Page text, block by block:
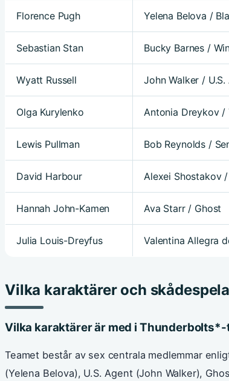
Florence Pugh Yelena Belova /
Sebastian Stan Bucky Barnes /
Wyatt Russell John Walker / U.S.
Olga Kurylenko Antonia Dreykov /
Lewis Pullman Bob Reynolds /
David Harbour Alexei Shostakov
Hannah John-Kamen Ava Starr / Ghost
Julia Louis-Dreyfus Valentina Allegra
Vilka karaktärer och
Vilka karaktärer är med i Thunderbolts*-
Teamet består av sex centrala medlemmar
(Yelena Belova), U.S. Agent (John Walker),